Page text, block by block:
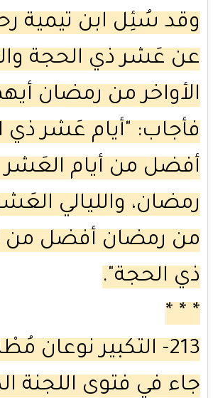
وقد سُئِل ابن تيمية
عن عَشر ذي الحجة
الأواخر من رمضان
فأجاب: "أيام عَشر ذي
أفضل من أيام
رمضان، والليالي
من رمضان أفضل من
ذي الحجة".
* * *
213- التكبير نوعان
جاء في فتوى اللجنة